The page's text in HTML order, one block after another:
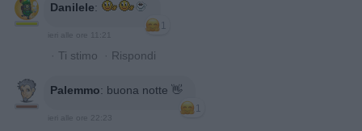
Danilele:
1
· Ti stimo · Rispondi
Palemmo: buona notte 👋
1